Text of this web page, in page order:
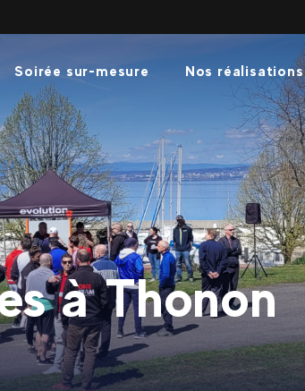
Soirée sur-mesure Nos réalisations
à Thonon